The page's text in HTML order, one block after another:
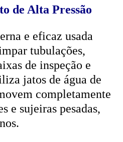
de Alta Pressão
e eficaz usada
tubulações,
de inspeção e
jatos de água de
completamente
e sujeiras pesadas,